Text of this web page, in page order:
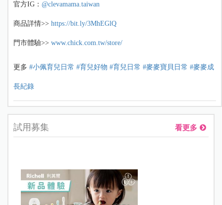
官方IG： @clevamama.taiwan
商品詳情>> https://bit.ly/3MhEGlQ
門市體驗>> www.chick.com.tw/store/
更多 #小佩育兒日常 #育兒好物 #育兒日常 #麥麥寶貝日常 #麥麥成
長紀錄
試用募集 看更多